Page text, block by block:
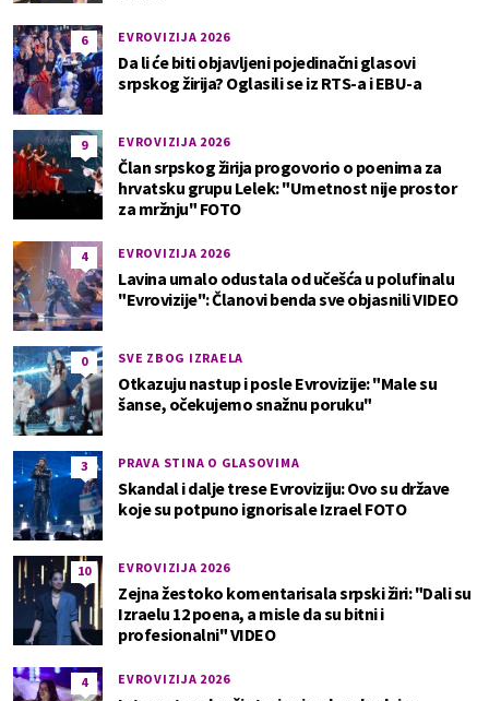
6 EVROVIZIJA 2026
Da li će biti objavljeni pojedinačni glasovi
srpskog žirija? Oglasili se iz RTS-a i EBU-a
9 EVROVIZIJA 2026
Član srpskog žirija progovorio o poenima za
hrvatsku grupu Lelek: "Umetnost nije prostor
za mržnju" FOTO
4 EVROVIZIJA 2026
Lavina umalo odustala od učešća u polufinalu
"Evrovizije": Članovi benda sve objasnili VIDEO
0 SVE ZBOG IZRAELA
Otkazuju nastup i posle Evrovizije: "Male su
šanse, očekujemo snažnu poruku"
3 PRAVA STINA O GLASOVIMA
Skandal i dalje trese Evroviziju: Ovo su države
koje su potpuno ignorisale Izrael FOTO
10 EVROVIZIJA 2026
Zejna žestoko komentarisala srpski žiri: "Dali su
Izraelu 12 poena, a misle da su bitni i
profesionalni" VIDEO
4 EVROVIZIJA 2026